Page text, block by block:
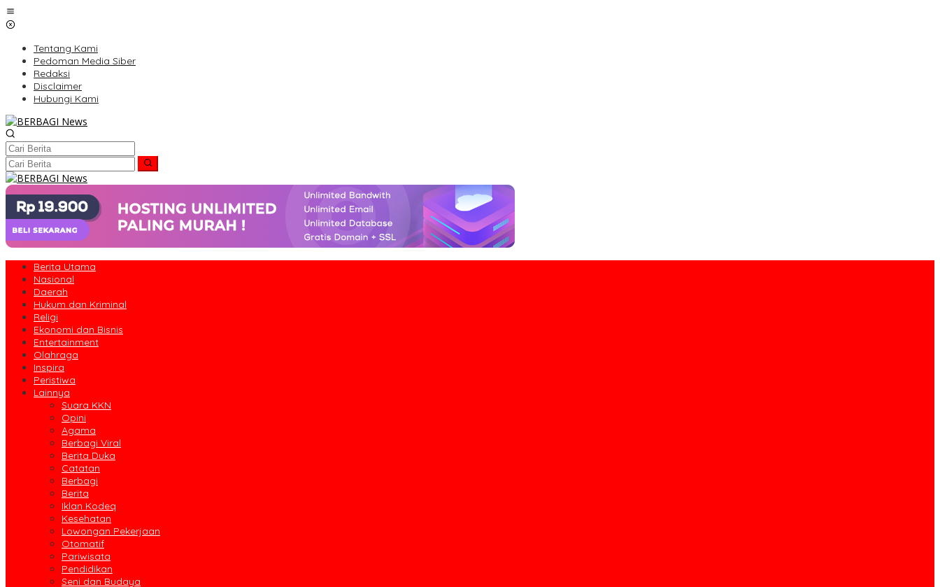
Lewati
ke
Tentang Kami
Pedoman Media Siber
Redaksi
Disclaimer
Hubungi Kami
Berita Utama
Nasional
Daerah
Hukum dan Kriminal
Religi
Ekonomi dan Bisnis
Entertainment
Olahraga
Inspira
Peristiwa
Lainnya
Suara KKN
Opini
Agama
Berbagi Viral
Berita Duka
Catatan
Berbagi
Berita
Iklan Kodeq
Kesehatan
Lowongan Pekerjaan
Otomatif
Pariwisata
Pendidikan
Seni dan Budaya